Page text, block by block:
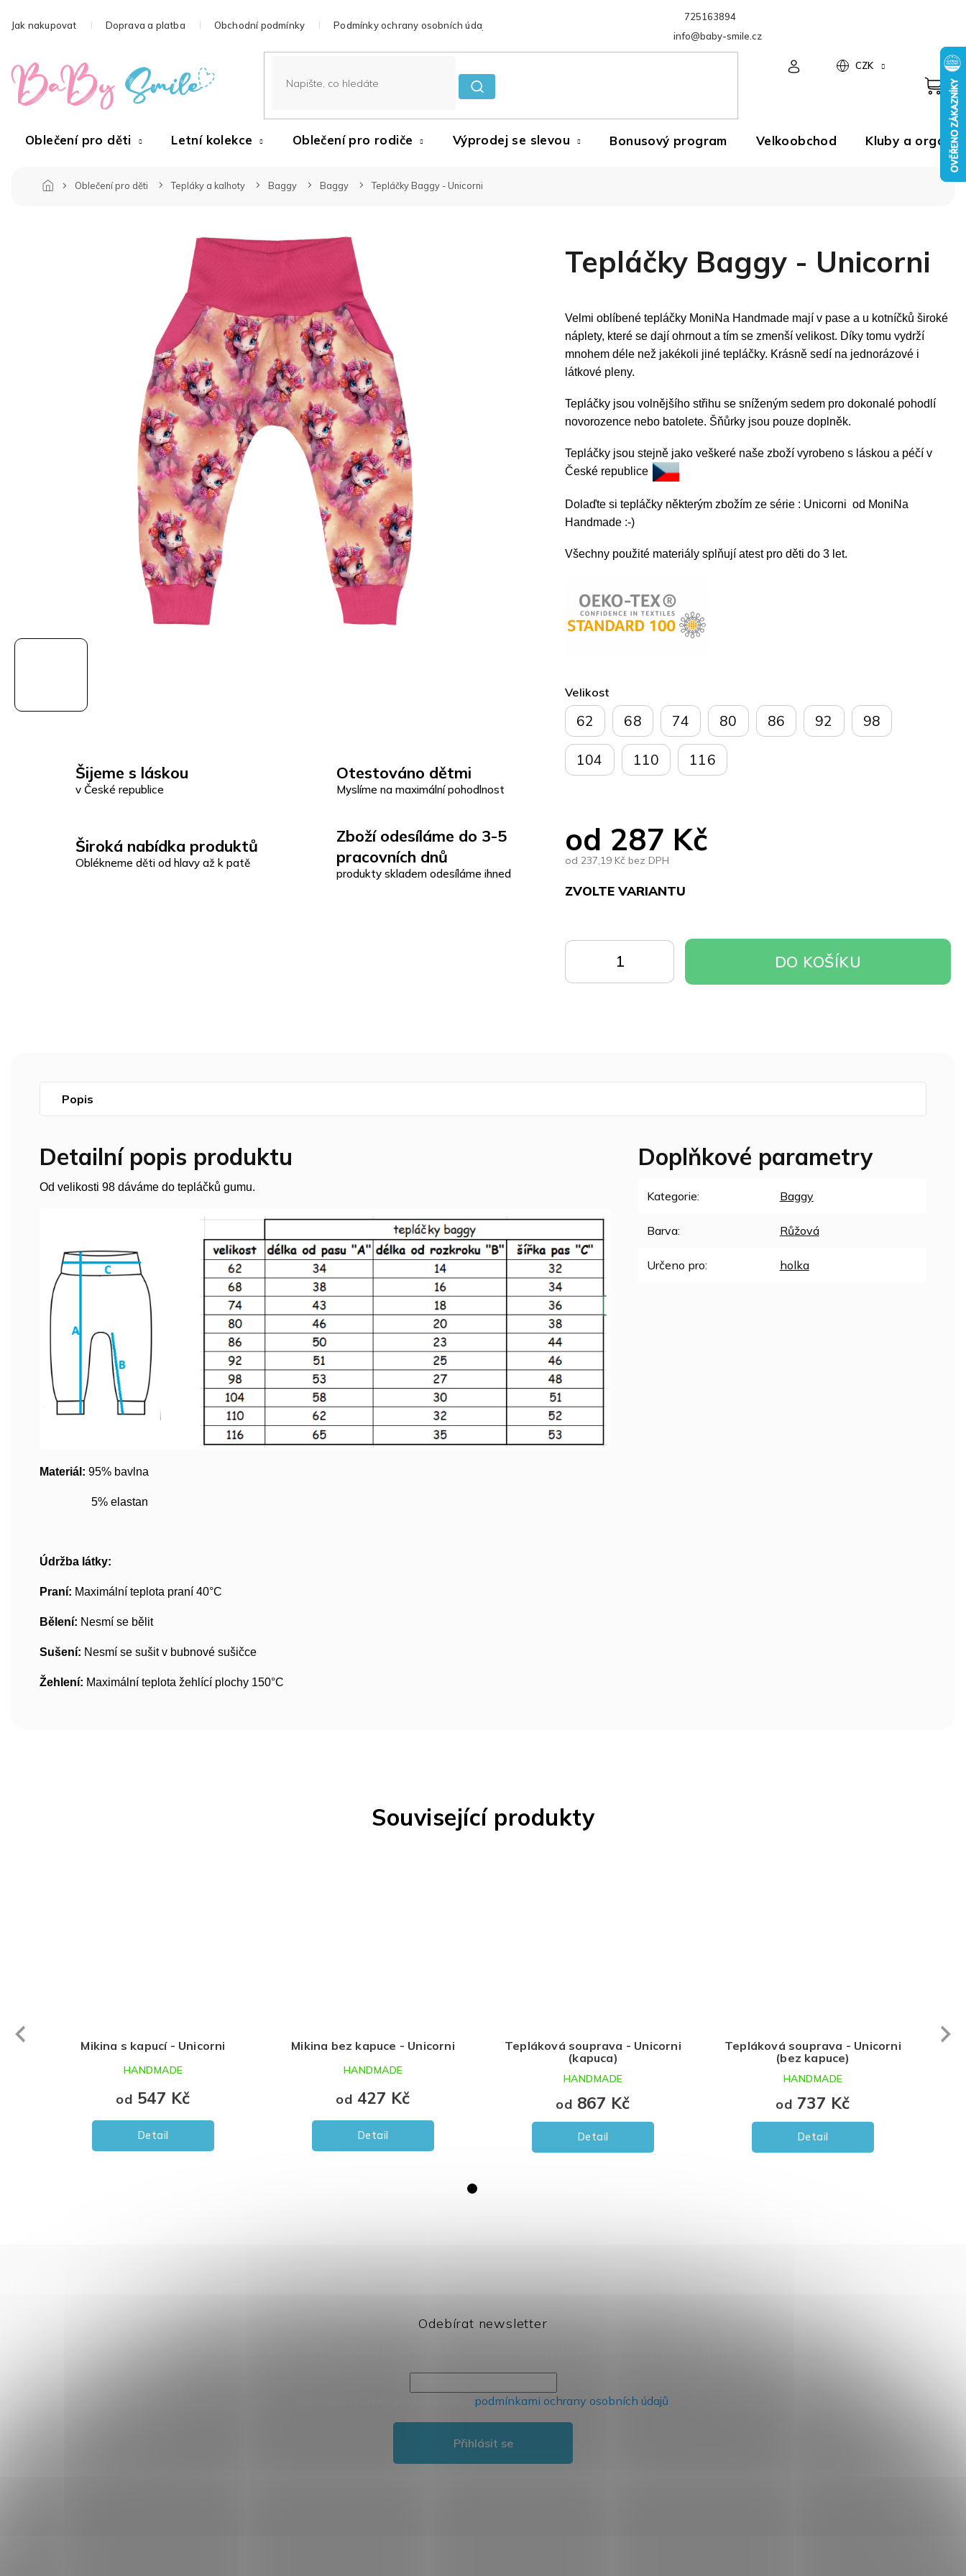
na
725163894
info@baby-smile.cz
Jak nakupovat Doprava a platba Obchodní podmínky Podmínky ochrany osobních údajů
CZK
Oblečení pro děti Letní kolekce Oblečení pro rodiče Výprodej se slevou Bonusový program Velkoobchod Kluby a
Oblečení pro děti Tepláky a kalhoty Baggy Baggy Tepláčky Baggy - Unicorni
Šijeme s láskou
v České republice
Otestováno dětmi
Myslíme na maximální pohodlnost
Široká nabídka produktů
Oblékneme děti od hlavy až k patě
Zboží odesíláme do 3-5
pracovních dnů
produkty skladem odesíláme ihned
Tepláčky Baggy - Unicorni
od 287 Kč
od237,19 Kč bez DPH
ZVOLTE VARIANTU
Velikost
62 68 74 80 86 92 98
104 110 116
DO KOŠÍKU
Velmi oblíbené tepláčky MoniNa Handmade mají v pase a u kotníčků široké
náplety, které se dají ohrnout a tím se zmenší velikost. Díky tomu vydrží
mnohem déle než jakékoli jiné tepláčky. Krásně sedí na jednorázové i
látkové pleny.
Tepláčky jsou volnějšího střihu se sníženým sedem pro dokonalé pohodlí
novorozence nebo batolete. Šňůrky jsou pouze doplněk.
Tepláčky jsou stejně jako veškeré naše zboží vyrobeno s láskou a péčí v
České republice
Dolaďte si tepláčky některým zbožím ze série : Unicorni od MoniNa
Handmade :-)
Všechny použité materiály splňují atest pro děti do 3 let.
Související produkty
Mikina s kapucí - Unicorni
od 547 Kč
Detail
HANDMADE
Mikina bez kapuce - Unicorni
od 427 Kč
Detail
HANDMADE
Tepláková souprava - Unicorni
(kapuca)
od 867 Kč
Detail
HANDMADE
Tepláková souprava - Unicorni
(bez kapuce)
od 737 Kč
Detail
HANDMADE
Next
Popis
Detailní popis produktu
Od velikosti 98 dáváme do tepláčků gumu.
Materiál: 95% bavlna
5% elastan
Údržba látky:
Praní: Maximální teplota praní 40°C
Bělení: Nesmí se bělit
Sušení: Nesmí se sušit v bubnové sušičce
Žehlení: Maximální teplota žehlící plochy 150°C
Doplňkové parametry
Kategorie: Baggy
Barva: Růžová
Určeno pro: holka
Odebírat newsletter
podmínkami ochrany osobních údajů
Přihlásit se